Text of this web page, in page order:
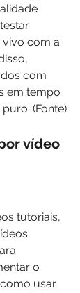
vivo com a
com
em tempo
(Fonte)
vídeo
tutoriais,
o
usar